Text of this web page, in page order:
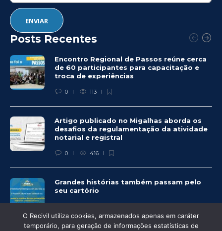
Posts Recentes
Encontro Regional de Passos reúne cerca
de 60 participantes para capacitação e
troca de experiências
0 113
Artigo publicado no Migalhas aborda os
desafios da regulamentação da atividade
notarial e registral
0 416
Grandes histórias também passam pelo
seu cartório
O Recivil utiliza cookies, armazenados apenas em caráter
temporário, para geração de informações estatísticas de